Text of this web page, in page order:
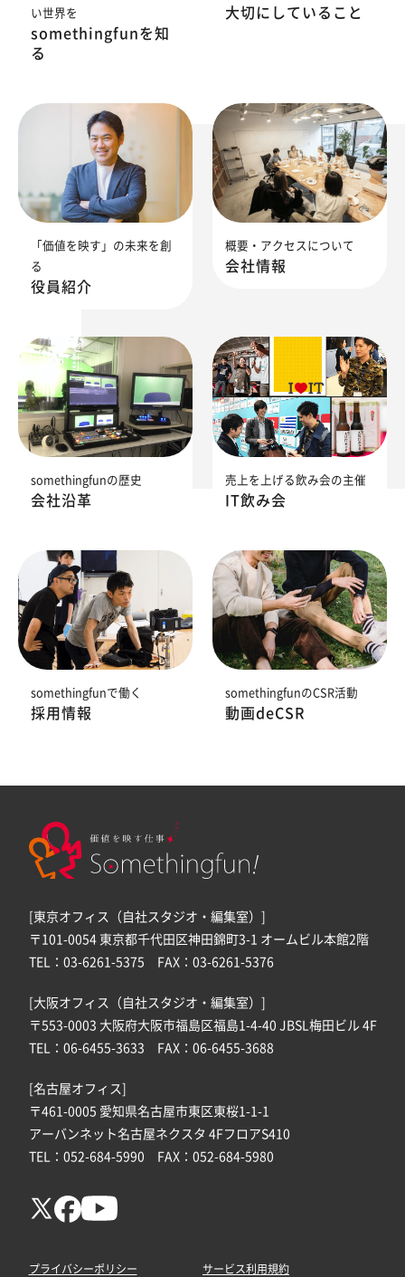
い世界を
somethingfunを知
る
大切にしていること
「価値を映す」の未来を創
る
役員紹介
概要・アクセスについて
会社情報
somethingfunの歴史
会社沿革
売上を上げる飲み会の主催
IT飲み会
somethingfunで働く
採用情報
somethingfunのCSR活動
動画deCSR
[東京オフィス（自社スタジオ・編集室）]
〒101-0054 東京都千代田区神田錦町3-1 オームビル本館2階
TEL：03-6261-5375 FAX：03-6261-5376
[大阪オフィス（自社スタジオ・編集室）]
〒553-0003 大阪府大阪市福島区福島1-4-40 JBSL梅田ビル 4F
TEL：06-6455-3633 FAX：06-6455-3688
[名古屋オフィス]
〒461-0005 愛知県名古屋市東区東桜1-1-1
アーバンネット名古屋ネクスタ 4FフロアS410
TEL：052-684-5990 FAX：052-684-5980
プライバシーポリシー サービス利用規約